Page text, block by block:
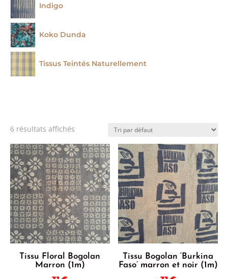
Indigo
Koko Dunda
Tissus Teintés Naturellement
6 résultats affichés
Tissu Floral Bogolan
Marron (1m)
Tissu Bogolan ‘Burkina
Faso’ marron et noir (1m)